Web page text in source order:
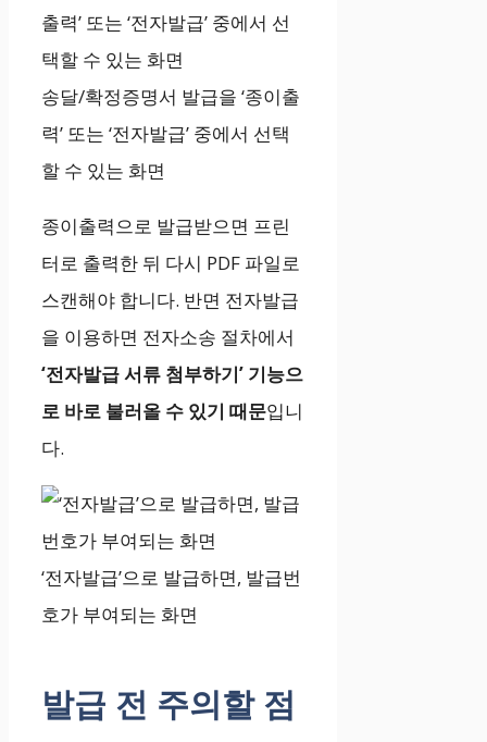
송달/확정증명서 발급을 ‘종이출
력’ 또는 ‘전자발급’ 중에서 선택
할 수 있는 화면
종이출력으로 발급받으면 프린
터로 출력한 뒤 다시 PDF 파일로
스캔해야 합니다. 반면 전자발급
을 이용하면 전자소송 절차에서
‘전자발급 서류 첨부하기’ 기능으
로 바로 불러올 수 있기 때문입니
다.
‘전자발급’으로 발급하면, 발급번
호가 부여되는 화면
발급 전 주의할 점